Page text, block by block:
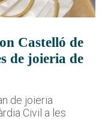
Castelló de
de joieria de
de joieria
Civil a les